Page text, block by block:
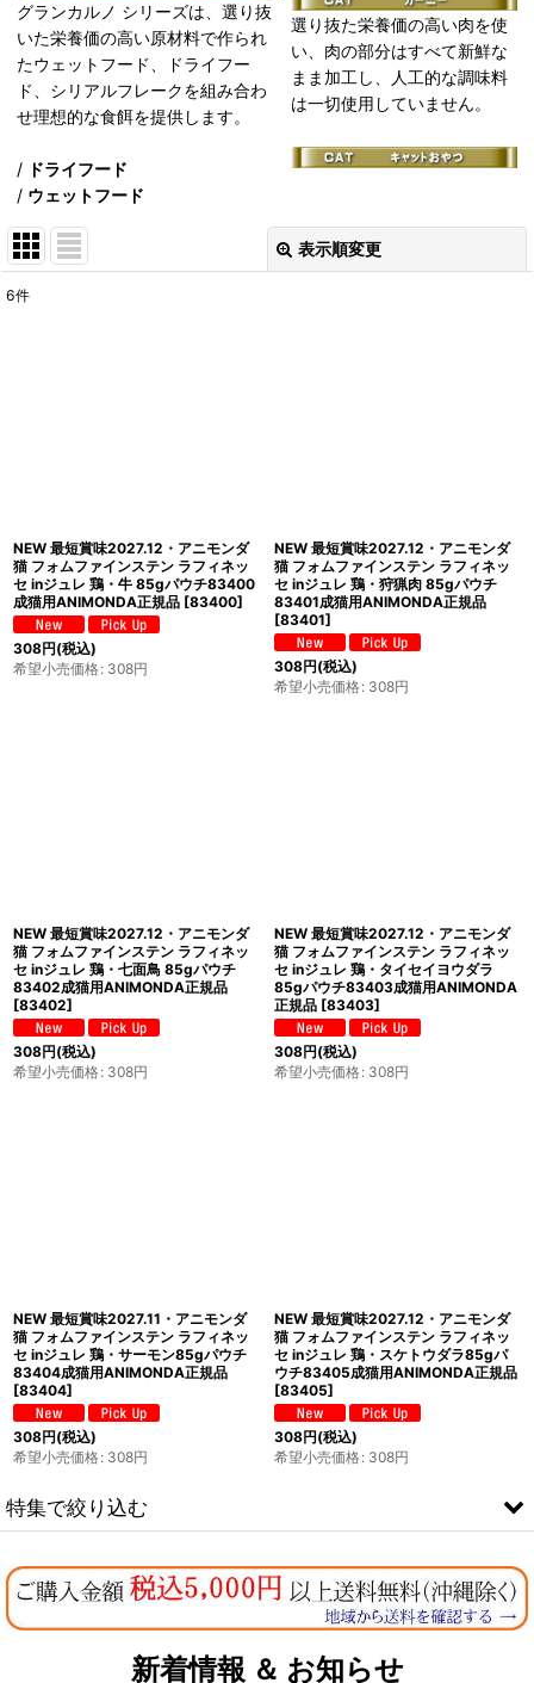
グランカルノ シリーズは、選り抜
いた栄養価の高い原材料で作られ
たウェットフード、ドライフー
ド、シリアルフレークを組み合わ
せ理想的な食餌を提供します。
/ ドライフード
/ ウェットフード
選り抜た栄養価の高い肉を使
い、肉の部分はすべて新鮮な
まま加工し、人工的な調味料
は一切使用していません。
表示順変更
6件
NEW 最短賞味2027.12・アニモンダ
猫 フォムファインステン ラフィネッ
セ inジュレ 鶏・牛 85gパウチ83400
成猫用ANIMONDA正規品 [83400]
308円(税込)
希望小売価格: 308円
NEW 最短賞味2027.12・アニモンダ
猫 フォムファインステン ラフィネッ
セ inジュレ 鶏・狩猟肉 85gパウチ
83401成猫用ANIMONDA正規品
[83401]
308円(税込)
希望小売価格: 308円
NEW 最短賞味2027.12・アニモンダ
猫 フォムファインステン ラフィネッ
セ inジュレ 鶏・七面鳥 85gパウチ
83402成猫用ANIMONDA正規品
[83402]
308円(税込)
希望小売価格: 308円
NEW 最短賞味2027.12・アニモンダ
猫 フォムファインステン ラフィネッ
セ inジュレ 鶏・タイセイヨウダラ
85gパウチ83403成猫用ANIMONDA
正規品 [83403]
308円(税込)
希望小売価格: 308円
NEW 最短賞味2027.11・アニモンダ
猫 フォムファインステン ラフィネッ
セ inジュレ 鶏・サーモン85gパウチ
83404成猫用ANIMONDA正規品
[83404]
308円(税込)
希望小売価格: 308円
NEW 最短賞味2027.12・アニモンダ
猫 フォムファインステン ラフィネッ
セ inジュレ 鶏・スケトウダラ85gパ
ウチ83405成猫用ANIMONDA正規品
[83405]
308円(税込)
希望小売価格: 308円
特集で絞り込む
なちゅのオリジナルセット
お試しドライフード少量パック犬用
新着情報 ＆ お知らせ